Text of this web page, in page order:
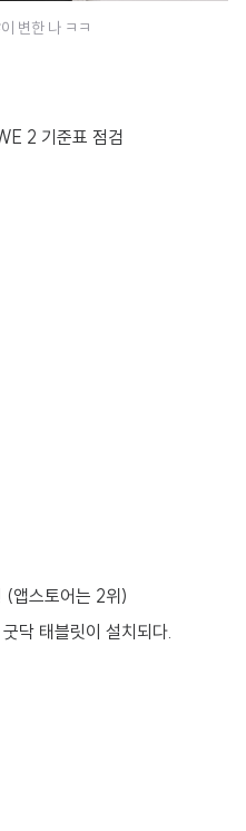
변한 나 ㅋㅋ
2 기준표 점검
(앱스토어는 2위)
닥 태블릿이 설치되다.